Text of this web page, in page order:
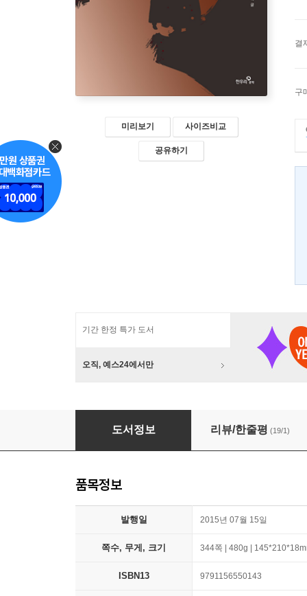
미리보기 사이즈비교
공유하기
결
구
기간 한정 특가 도서
오직, 예스24에서만
밤의 화사들
도서정보 리뷰/한줄평 (19/1)
품목정보
발행일 2015년 07월 15일
쪽수, 무게, 크기 344쪽 | 480g |
ISBN13 9791156550143